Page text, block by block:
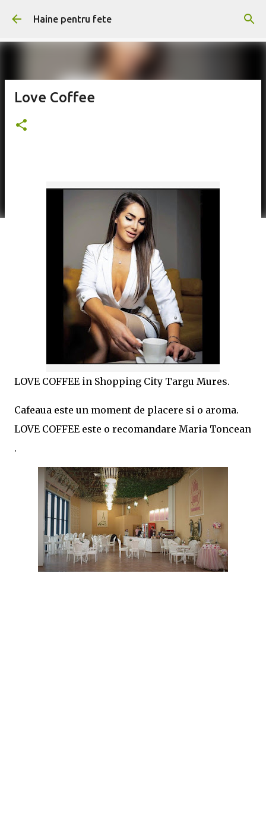
Treceți la conținutul principal
Haine pentru fete
Love Coffee
LOVE COFFEE in Shopping City Targu Mures.
Cafeaua este un moment de placere si o aroma.
LOVE COFFEE este o recomandare Maria Toncean
.